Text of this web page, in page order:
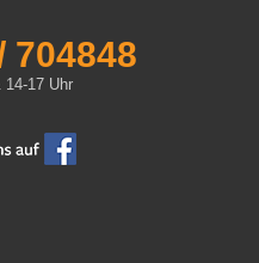
704848
14-17 Uhr